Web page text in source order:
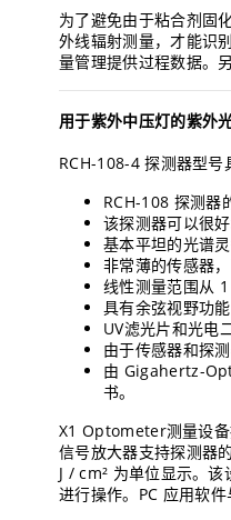
为了避免由于粘合剂固
外线辐射测量，才能识
量管理提供过程数据。
用于紫外中压灯的紫外
RCH-108-4 探测器型号
RCH-108 探测器
该探测器可以很
基本平坦的光谱
非常薄的传感器
线性测量范围从
具有余弦视野功
UV滤光片和光电
由于传感器和探
由 Gigahertz-
书。
X1 Optometer测量设备
信号放大器支持探测器
J / cm² 为单位显示。
进行操作。PC 应用软